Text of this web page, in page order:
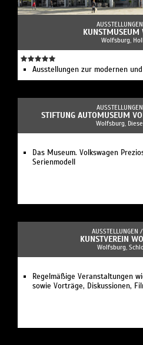
KUNSTMUSEUM
Wolfsburg,
Ausstellungen zur modernen
STIFTUNG AUTOMUSEUM
Wolfsburg,
Das Museum. Volkswagen
Serienmodell
AUSSTELLUNGEN /
KUNSTVEREIN
Wolfsburg,
Regelmäßige Veranstaltungen
sowie Vorträge, Diskussionen,